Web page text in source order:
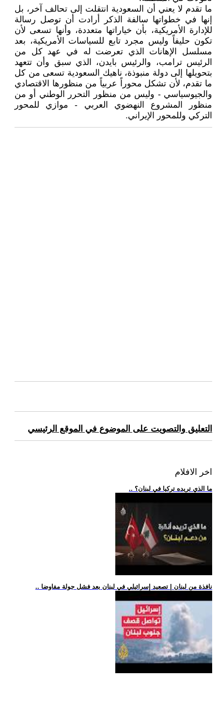
ما تقدم لا يعني أن السعودية انتقلت إلى تحالف آخر، بل
إنها في خطواتها سالفة الذكر أرادت أن توصل رسالة
للإدارة الأمريكية، بأن خياراتها متعددة، وأنها تسعى لأن
تكون حليفاً وليس مجرد تابع للسياسات الأمريكية، بعد
مسلسل الإهانات الذي تعرضت له في عهد كل من
الرئيس ترامب، والرئيس بايدن، الذي سبق وأن تتعهد
بتحويلها إلى دولة منبوذة، ناهيك السعودية تسعى من كل
ما تقدم، لأن تشكل محوراً عربياً من منظورها الاقتصادي
والجيوسياسي - وليس من منظور التحرر الوطني أو من
منظور المشروع النهضوي العربي - موازي للمحور
التركي وللمحور الإيراني.
التعليق والتصويت على الموضوع في الموقع الرئيسي
اخر الافلام
.. ما الذي تريده تركيا في لبنان؟
.. نافذة من لبنان | تصعيد إسرائيلي في لبنان بعد فشل جولة مفاوضا